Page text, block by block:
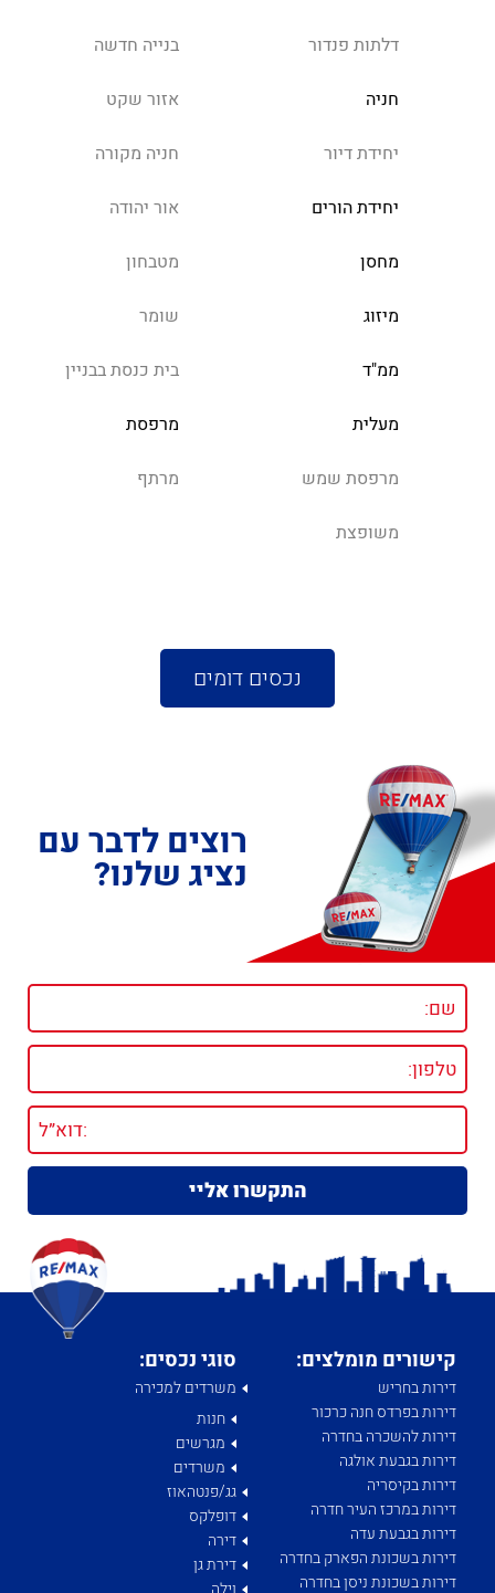
דלתות פנדור בנייה חדשה
חניה אזור שקט
יחידת דיור חניה מקורה
יחידת הורים אור יהודה
מחסן מטבחון
מיזוג שומר
ממ"ד בית כנסת בבניין
מעלית מרפסת
מרפסת שמש מרתף
משופצת
נכסים דומים
רוצים לדבר עם
נציג שלנו?
קישורים מומלצים:
דירות בחריש
דירות בפרדס חנה כרכור
דירות להשכרה בחדרה
דירות בגבעת אולגה
דירות בקיסריה
דירות במרכז העיר חדרה
דירות בגבעת עדה
דירות בשכונת הפארק בחדרה
דירות בשכונת ניסן בחדרה
סוגי נכסים:
משרדים למכירה
חנות
מגרשים
משרדים
גג/פנטהאוז
דופלקס
דירה
דירת גן